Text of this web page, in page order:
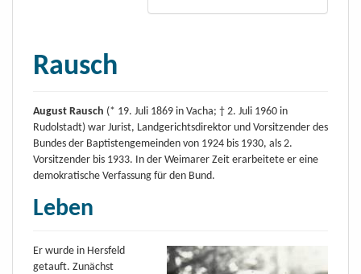
Rausch
August Rausch (* 19. Juli 1869 in Vacha; † 2. Juli 1960 in
Rudolstadt) war Jurist, Landgerichtsdirektor und Vorsitzender des
Bundes der Baptistengemeinden von 1924 bis 1930, als 2.
Vorsitzender bis 1933. In der Weimarer Zeit erarbeitete er eine
demokratische Verfassung für den Bund.
Leben
Er wurde in Hersfeld
getauft. Zunächst